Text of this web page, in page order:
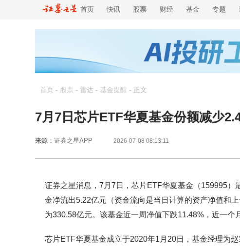
首页 快讯 股票 财经 基金 专题
首页 - 股票 - 雷达 - 基金提醒 - 正文
7月7日芯片ETF华夏基金份额减少
来源： 证券之星APP 2026-07-08 08:13:11
证券之星消息，7月7日，芯片ETF华夏基金（159995
金净流出5.22亿元（资金流向是当日计算的资产净值和
为330.58亿元。该基金近一周净值下跌11.48%，近一个
芯片ETF华夏基金成立于2020年1月20日，基金经理为